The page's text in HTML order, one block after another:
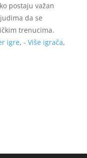
postaju važan
da se
trenucima.
igre, - Više igrača,